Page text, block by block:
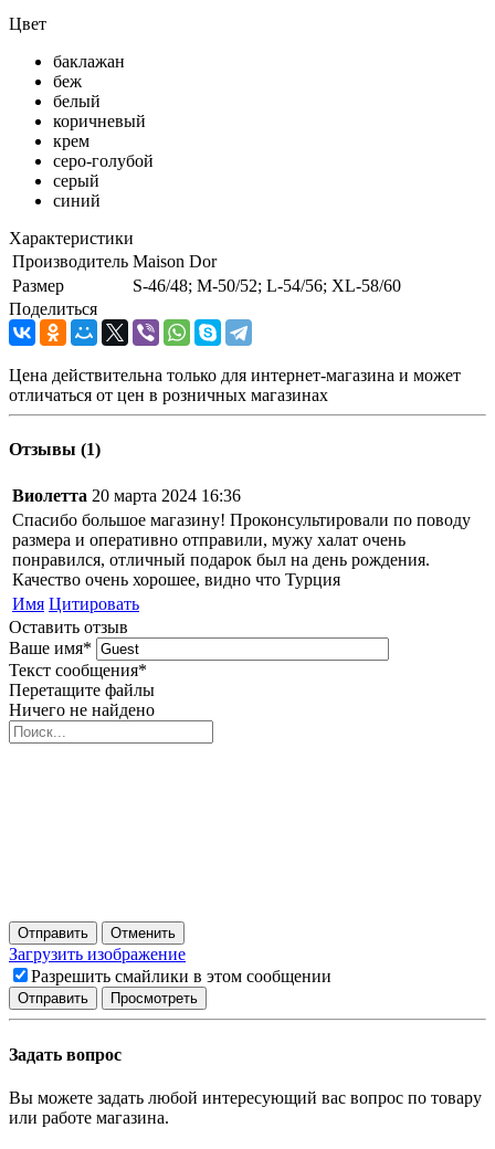
Цвет
баклажан
беж
белый
коричневый
крем
серо-голубой
серый
синий
Характеристики
Производитель Maison Dor
Размер
S-46/48; M-50/52; L-54/56; XL-58/60
Поделиться
Цена действительна только для интернет-магазина и может
отличаться от цен в розничных магазинах
Отзывы (1)
Виолетта 20 марта 2024 16:36
Спасибо большое магазину! Проконсультировали по поводу
размера и оперативно отправили, мужу халат очень
понравился, отличный подарок был на день рождения.
Качество очень хорошее, видно что Турция
Имя Цитировать
Оставить отзыв
Ваше имя*
Текст сообщения*
Перетащите файлы
Ничего не найдено
Отправить Отменить
Загрузить изображение
Разрешить смайлики в этом сообщении
Задать вопрос
Вы можете задать любой интересующий вас вопрос по товару
или работе магазина.